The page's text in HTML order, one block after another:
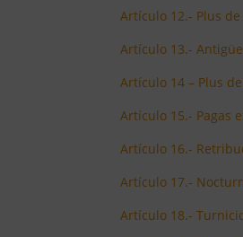
Artículo 12.- Plus
Artículo 13.-
Artículo 14 – Plus
Artículo 15.- Pagas
Artículo 16.-
Artículo 17.-
Artículo 18.-